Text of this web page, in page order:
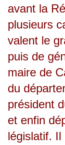
avant la
plusieurs
valent le
puis de
maire de
du
président
et enfin
législatif.